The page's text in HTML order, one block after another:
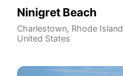
Ninigret Beach
Charlestown, Rhode Island
United States